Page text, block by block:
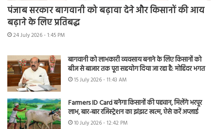
पंजाब सरकार बागवानी को बढ़ावा देने और किसानों की आय
बढ़ाने के लिए प्रतिबद्ध
24 July 2026 - 1:45 PM
बागवानी को लाभकारी व्यवसाय बनाने के लिए किसानों को
बीज से बाजार तक पूरा सहयोग दिया जा रहा है: मोहिंदर भगत
15 July 2026 - 11:43 AM
Farmers ID Card बनेगा किसानों की पहचान, मिलेंगे भरपूर
लाभ, बार-बार रजिस्ट्रेशन का झंझट खत्म, ऐसे करें अप्लाई
10 July 2026 - 12:42 PM